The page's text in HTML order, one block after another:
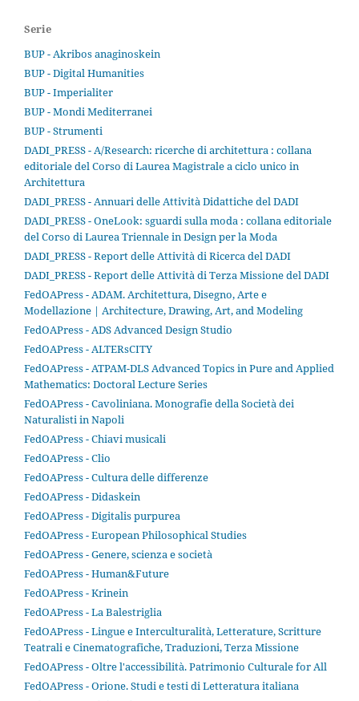
Serie
BUP - Akribos anaginoskein
BUP - Digital Humanities
BUP - Imperialiter
BUP - Mondi Mediterranei
BUP - Strumenti
DADI_PRESS - A/Research: ricerche di architettura : collana
editoriale del Corso di Laurea Magistrale a ciclo unico in
Architettura
DADI_PRESS - Annuari delle Attività Didattiche del DADI
DADI_PRESS - OneLook: sguardi sulla moda : collana editoriale
del Corso di Laurea Triennale in Design per la Moda
DADI_PRESS - Report delle Attività di Ricerca del DADI
DADI_PRESS - Report delle Attività di Terza Missione del DADI
FedOAPress - ADAM. Architettura, Disegno, Arte e
Modellazione | Architecture, Drawing, Art, and Modeling
FedOAPress - ADS Advanced Design Studio
FedOAPress - ALTERsCITY
FedOAPress - ATPAM-DLS Advanced Topics in Pure and Applied
Mathematics: Doctoral Lecture Series
FedOAPress - Cavoliniana. Monografie della Società dei
Naturalisti in Napoli
FedOAPress - Chiavi musicali
FedOAPress - Clio
FedOAPress - Cultura delle differenze
FedOAPress - Didaskein
FedOAPress - Digitalis purpurea
FedOAPress - European Philosophical Studies
FedOAPress - Genere, scienza e società
FedOAPress - Human&Future
FedOAPress - Krinein
FedOAPress - La Balestriglia
FedOAPress - Lingue e Interculturalità, Letterature, Scritture
Teatrali e Cinematografiche, Traduzioni, Terza Missione
FedOAPress - Oltre l'accessibilità. Patrimonio Culturale for All
FedOAPress - Orione. Studi e testi di Letteratura italiana